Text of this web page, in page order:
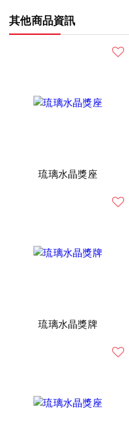
其他商品資訊
琉璃水晶獎座
琉璃水晶獎牌